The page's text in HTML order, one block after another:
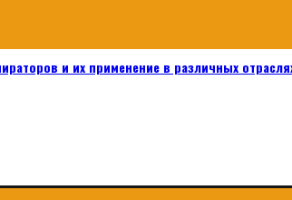
и их применение в различных